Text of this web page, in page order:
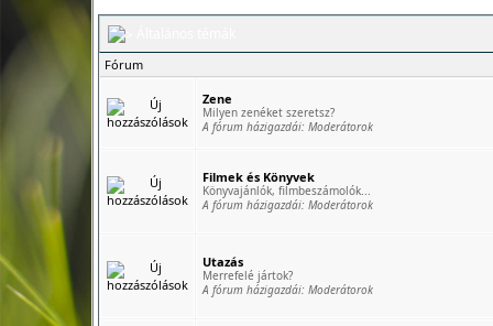
Fórum
Zene
Milyen zenéket szeretsz?
A fórum házigazdái: Moderátorok
Filmek és Könyvek
Könyvajánlók, filmbeszámolók...
A fórum házigazdái: Moderátorok
Utazás
Merrefelé jártok?
A fórum házigazdái: Moderátorok